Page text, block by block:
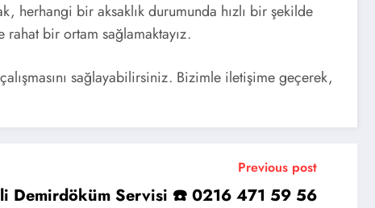
herhangi bir aksaklık durumunda hızlı bir şekilde
rahat bir ortam sağlamaktayız.
sağlayabilirsiniz. Bizimle iletişime geçerek,
Previous post
Demirdöküm Servisi ☎️ 0216 471 59 56